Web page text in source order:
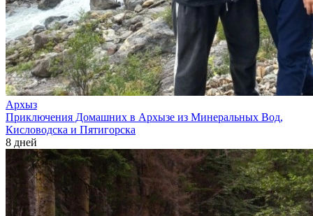
Архыз
Приключения Домашних в Архызе из Минеральных Вод,
Кисловодска и Пятигорска
8 дней